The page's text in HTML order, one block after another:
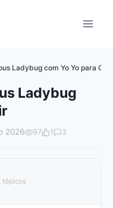
Ladybug com Yo Yo para
Ladybug
2026 97 1 3
tópicos